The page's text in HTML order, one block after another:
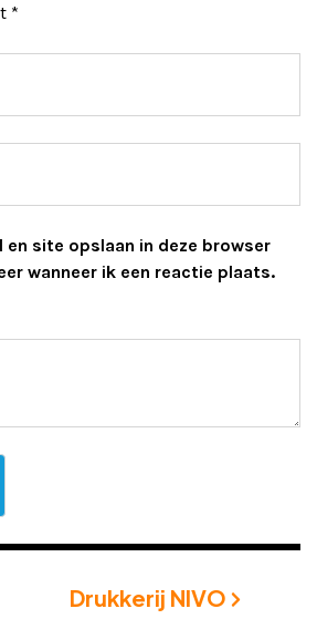
*
en site opslaan in deze browser
wanneer ik een reactie plaats.
Drukkerij NIVO